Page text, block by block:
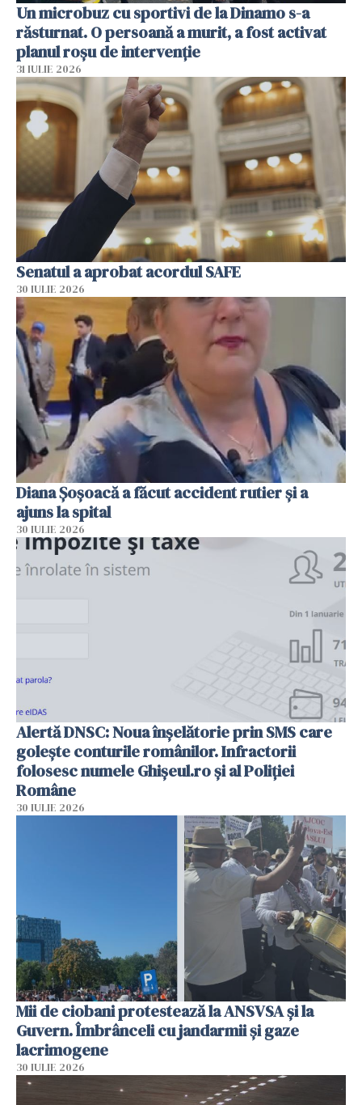
Un microbuz cu sportivi de la Dinamo s-a
răsturnat. O persoană a murit, a fost activat
planul roșu de intervenție
31 IULIE 2026
Senatul a aprobat acordul SAFE
30 IULIE 2026
Diana Șoșoacă a făcut accident rutier și a
ajuns la spital
30 IULIE 2026
Alertă DNSC: Noua înșelătorie prin SMS care
golește conturile românilor. Infractorii
folosesc numele Ghișeul.ro și al Poliției
Române
30 IULIE 2026
Mii de ciobani protestează la ANSVSA și la
Guvern. Îmbrânceli cu jandarmii și gaze
lacrimogene
30 IULIE 2026